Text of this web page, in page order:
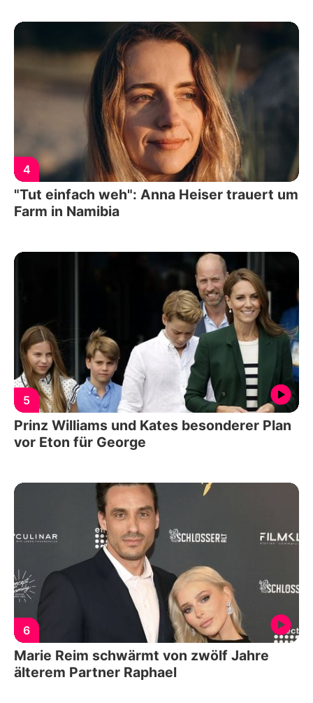
4
"Tut einfach weh": Anna Heiser trauert um
Farm in Namibia
5
Prinz Williams und Kates besonderer Plan
vor Eton für George
6
Marie Reim schwärmt von zwölf Jahre
älterem Partner Raphael